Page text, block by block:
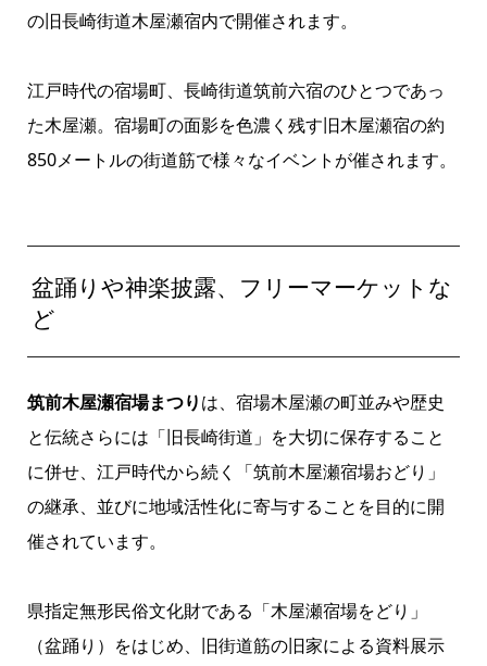
の旧長崎街道木屋瀬宿内で開催されます。
江戸時代の宿場町、長崎街道筑前六宿のひとつであっ
た木屋瀬。宿場町の面影を色濃く残す旧木屋瀬宿の約
850メートルの街道筋で様々なイベントが催されます。
盆踊りや神楽披露、フリーマーケットな
ど
筑前木屋瀬宿場まつりは、宿場木屋瀬の町並みや歴史
と伝統さらには「旧長崎街道」を大切に保存すること
に併せ、江戸時代から続く「筑前木屋瀬宿場おどり」
の継承、並びに地域活性化に寄与することを目的に開
催されています。
県指定無形民俗文化財である「木屋瀬宿場をどり」
（盆踊り）をはじめ、旧街道筋の旧家による資料展示